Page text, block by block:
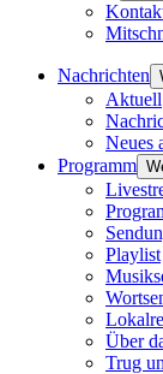
Nachrichten
Aktuell
Neues
Programm
Playlist
Über
Trug